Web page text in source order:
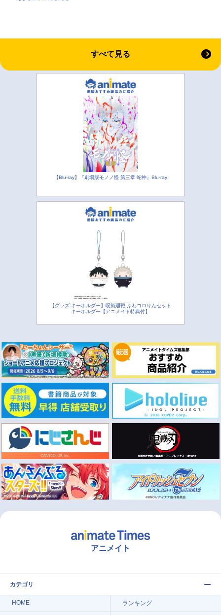
すべて見る
【Blu-ray】『劇場版モノノ怪 第三章 蛇神』Blu-ray
【グッズ-キーホルダー】呪術廻戦 ふわコロりんセット
キーホルダー【アニメイト特典付】
アニメイト
カテゴリ
HOME ランキング